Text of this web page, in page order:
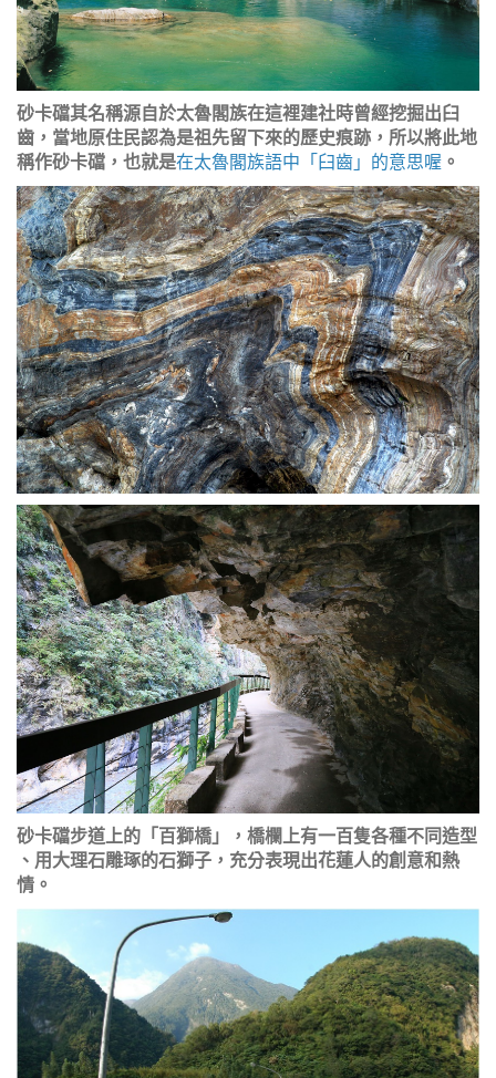
砂卡礑其名稱源自於太魯閣族在這裡建社時曾經挖掘出臼
齒，當地原住民認為是祖先留下來的歷史痕跡，所以將此地
稱作砂卡礑，也就是在太魯閣族語中「臼齒」的意思喔 。
砂卡礑步道上的「百獅橋」，橋欄上有一百隻各種不同造型
、用大理石雕琢的石獅子，充分表現出花蓮人的創意和熱
情。